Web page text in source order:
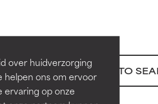
over huidverzorging
helpen ons om ervoor
ervaring op onze
BACK TO
Bewezen en
onafhankelijk
Uitstekend actief
voor de meeste
Bewezen en
onafhankelijk
Uitstekend actief
voor de meeste